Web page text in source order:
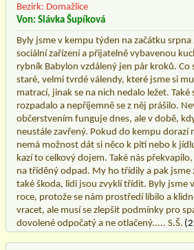
Bezirk: Domažlice
Von: Slávka Šupíková
Byly jsme v kempu týden na začátku
sociální zařízení a přijatelně vybavenou
rybník Babylon vzdálený jen pár kroků. Co
staré, velmi tvrdé válendy, které jsme si
matrací, jinak se na nich nedalo ležet.
rozpadalo a nepříjemně se z něj prášilo.
občerstvením funguje dnes, ale v době,
neustále zavřený. Pokud do kempu dorazí
nemá možnost dát si něco k pití nebo k
kazí to celkový dojem. Také nás
na tříděný odpad. My ho třídily a pak jsme
také škoda, lidi jsou zvyklí třídit. Byly jsme
roce, protože se nám prostředí líbilo a
vracet, ale musí se zlepšit podmínky pro
dovolené odpočatý a ne otlačený..... S.Š.